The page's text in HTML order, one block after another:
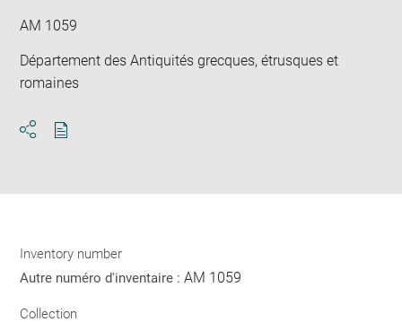
AM 1059
Département des Antiquités grecques, étrusques et
romaines
Inventory number
Autre numéro d'inventaire :AM 1059
Collection